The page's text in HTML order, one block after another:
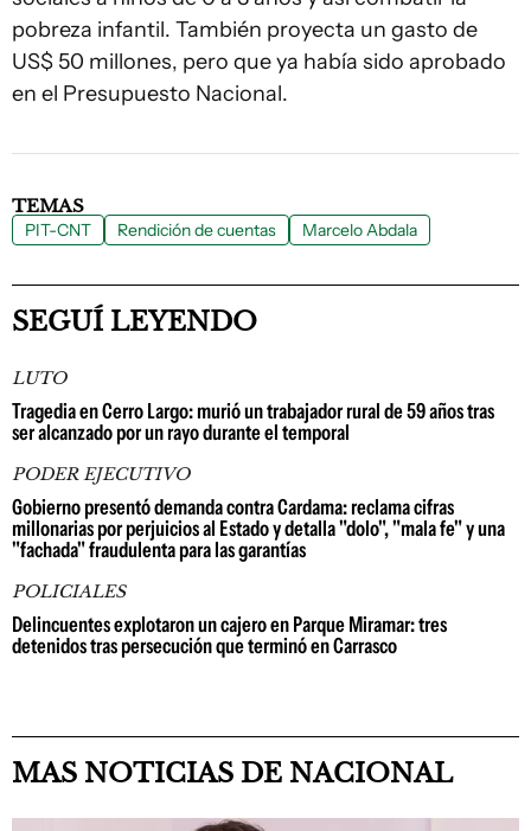
pobreza infantil. También proyecta un gasto de
US$ 50 millones, pero que ya había sido aprobado
en el Presupuesto Nacional.
TEMAS
PIT-CNT Rendición de cuentas Marcelo Abdala
SEGUÍ LEYENDO
LUTO
Tragedia en Cerro Largo: murió un trabajador rural de 59 años tras
ser alcanzado por un rayo durante el temporal
PODER EJECUTIVO
Gobierno presentó demanda contra Cardama: reclama cifras
millonarias por perjuicios al Estado y detalla "dolo", "mala fe" y una
"fachada" fraudulenta para las garantías
POLICIALES
Delincuentes explotaron un cajero en Parque Miramar: tres
detenidos tras persecución que terminó en Carrasco
MAS NOTICIAS DE NACIONAL